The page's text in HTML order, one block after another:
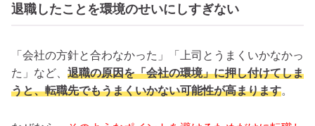
退職したことを環境のせいにしすぎない
「会社の方針と合わなかった」「上司とうまくいかなかっ
た」など、 退職の原因を「会社の環境」に押し付けてしま
うと、転職先でもうまくいかない可能性が高まります。